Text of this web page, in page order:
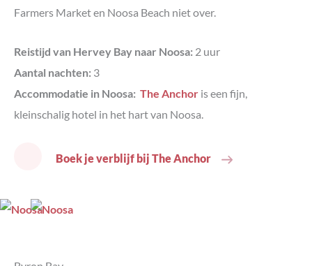
Farmers Market en Noosa Beach niet over.
Reistijd van Hervey Bay naar Noosa: 2 uur
Aantal nachten: 3
Accommodatie in Noosa: The Anchor is een fijn,
kleinschalig hotel in het hart van Noosa.
Boek je verblijf bij The Anchor